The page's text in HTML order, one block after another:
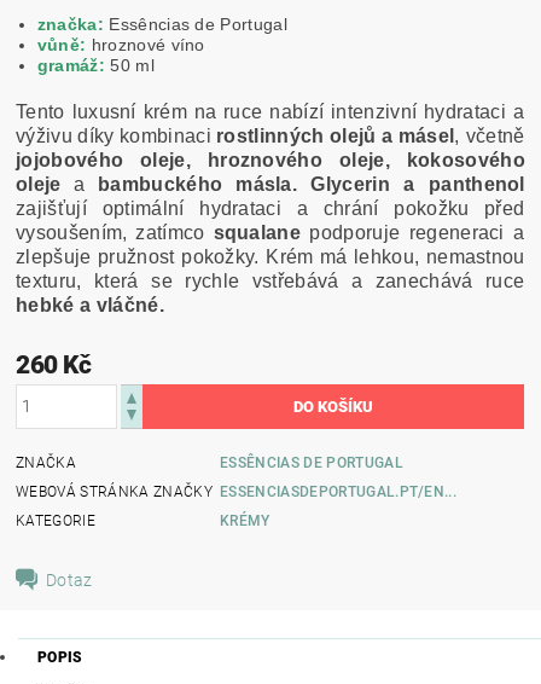
značka: Essências de Portugal
vůně: hroznové víno
gramáž:50 ml
Tento luxusní krém na ruce nabízí intenzivní hydrataci a
výživu díky kombinaci rostlinných olejů a másel , včetně
jojobového oleje, hroznového oleje, kokosového
oleje a bambuckého másla.
Glycerin a panthenol
zajišťují optimální hydrataci a chrání pokožku před
vysoušením, zatímco squalane podporuje regeneraci a
zlepšuje pružnost pokožky. Krém má lehkou, nemastnou
texturu, která se rychle vstřebává a zanechává ruce
hebké a vláčné.
260 Kč
ZNAČKA
ESSÊNCIAS DE PORTUGAL
WEBOVÁ STRÁNKA ZNAČKY ESSENCIASDEPORTUGAL.PT/EN...
KATEGORIE
KRÉMY
Dotaz
POPIS